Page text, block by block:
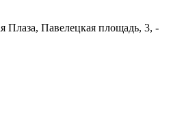
Плаза, Павелецкая площадь, 3, -